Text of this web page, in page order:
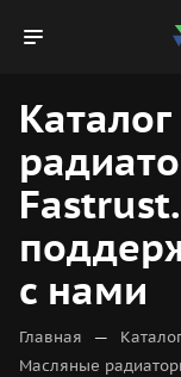
с нами
Главная —
Масляные